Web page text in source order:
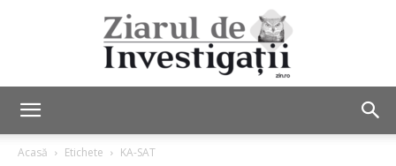
Acasă Etichete KA-SAT